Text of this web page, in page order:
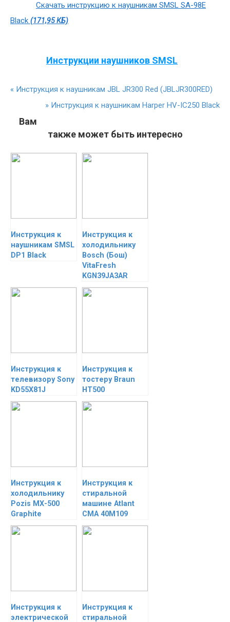
Скачать инструкцию к наушникам SMSL SA-98E
Black (171,95 КБ)
Инструкции наушников SMSL
« Инструкция к наушникам JBL JR300 Red (JBLJR300RED)
» Инструкция к наушникам Harper HV-IC250 Black
Вам
также может быть интересно
Инструкция к
наушникам SMSL
DP1 Black
Инструкция к
холодильнику
Bosch (Бош)
VitaFresh
KGN39JA3AR
Инструкция к
телевизору Sony
KD55X81J
Инструкция к
тостеру Braun
HT500
Инструкция к
холодильнику
Pozis МХ-500
Graphite
Инструкция к
стиральной
машине Atlant
СМА 40М109
Инструкция к
электрической
Инструкция к
стиральной